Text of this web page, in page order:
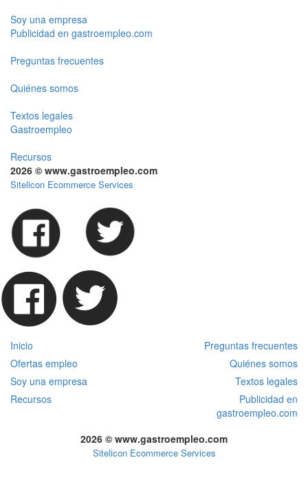
Soy una empresa
Publicidad en gastroempleo.com
Preguntas frecuentes
Quiénes somos
Textos legales
Gastroempleo
Recursos
2026 © www.gastroempleo.com
Sitelicon Ecommerce Services
Inicio
Preguntas frecuentes
Ofertas empleo
Quiénes somos
Soy una empresa
Textos legales
Recursos
Publicidad en
gastroempleo.com
2026 © www.gastroempleo.com
Sitelicon Ecommerce Services